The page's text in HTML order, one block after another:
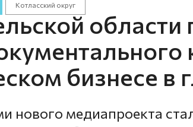
Котласский округ
бизнесе в
нового медиапроекта